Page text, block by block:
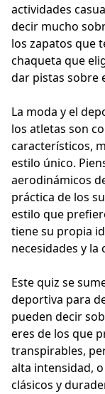
actividades
decir mucho
los zapatos que
chaqueta que
dar pistas sobre
La moda y el
los atletas son
característicos,
estilo único.
aerodinámicos
práctica de los
estilo que
tiene su propia
necesidades y
Este quiz se
deportiva para
pueden decir
eres de los que
transpirables,
alta intensidad,
clásicos y